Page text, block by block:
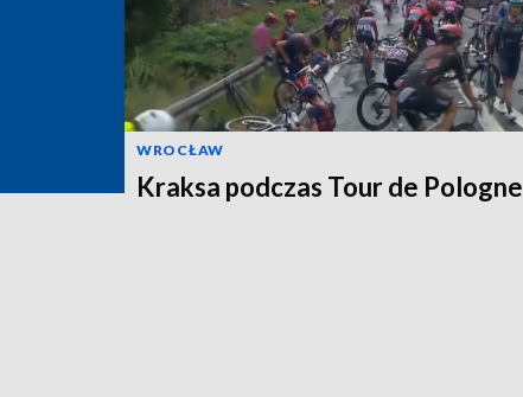
WROCŁAW
Kraksa podczas Tour de Pologne